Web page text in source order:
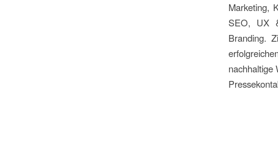
Marketing,
SEO, UX
Branding.
nachhaltige